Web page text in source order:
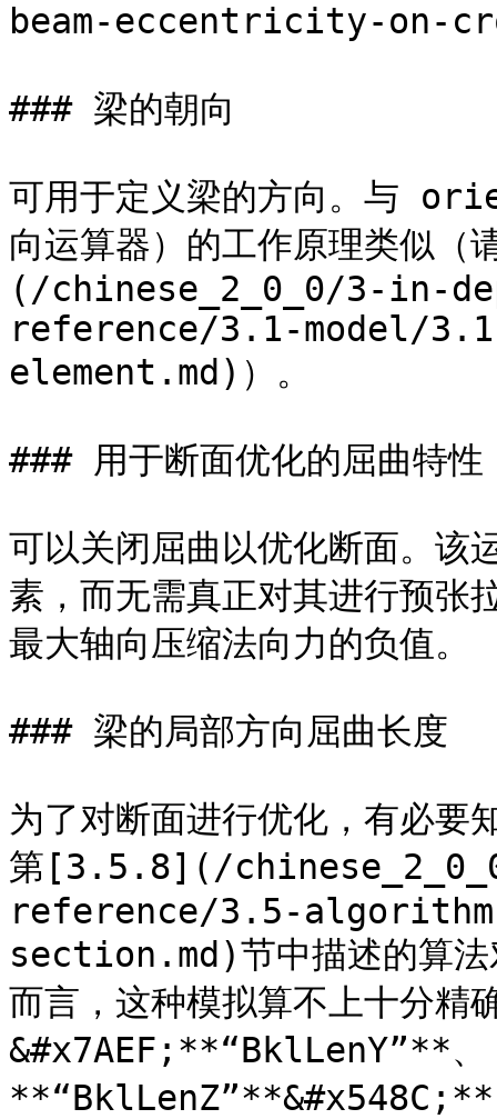
beam-eccentricity-on-
### 梁的朝向
可用于定义梁的方向。与
向运算器）的工作原理类似
(/chinese_2_0_0/3-in-
reference/3.1-model/
element.md)）。
### 用于断面优化的屈曲特性
可以关闭屈曲以优化断面。该
素，而无需真正对其进行预张
最大轴向压缩法向力的负值。
### 梁的局部方向屈曲长度
为了对断面进行优化，有必要
第[3.5.8](/
reference/3.5-
section.md)节中描述的算法
而言，这种模拟算不上十分精
&#x7AEF;**“BklLenY”**、